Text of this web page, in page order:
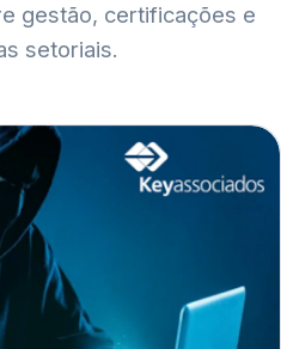
gestão, certificações e
setoriais.